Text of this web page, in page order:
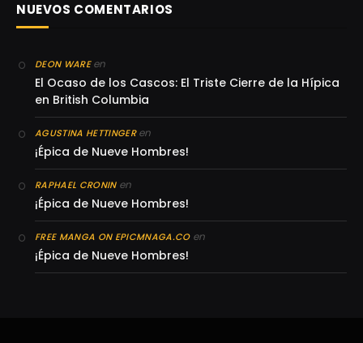
NUEVOS COMENTARIOS
DEON WAREen
El Ocaso de los Cascos: El Triste Cierre de la Hípica
en British Columbia
AGUSTINA HETTINGERen
¡Épica de Nueve Hombres!
RAPHAEL CRONINen
¡Épica de Nueve Hombres!
FREE MANGA ON EPICMNAGA.COen
¡Épica de Nueve Hombres!